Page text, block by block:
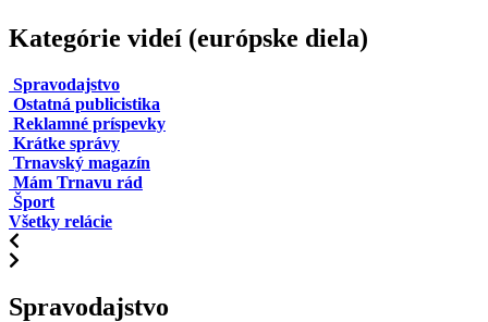
Kategórie videí (európske diela)
Spravodajstvo
Ostatná publicistika
Reklamné príspevky
Krátke správy
Trnavský magazín
Mám Trnavu rád
Šport
Všetky relácie
Spravodajstvo